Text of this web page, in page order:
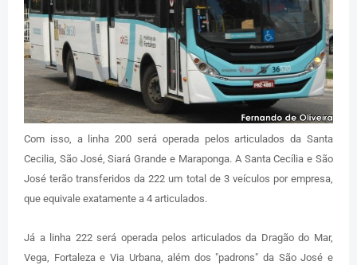
Com isso, a linha 200 será operada pelos articulados da Santa
Cecilia, São José, Siará Grande e Maraponga. A Santa Cecília e São
José terão transferidos da 222 um total de 3 veículos por empresa,
que equivale exatamente a 4 articulados.
Já a linha 222 será operada pelos articulados da Dragão do Mar,
Vega, Fortaleza e Via Urbana, além dos "padrons" da São José e